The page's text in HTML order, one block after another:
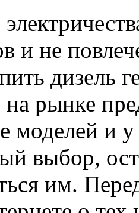
и не
дизель
на рынке
моделей и
выбор,
им.